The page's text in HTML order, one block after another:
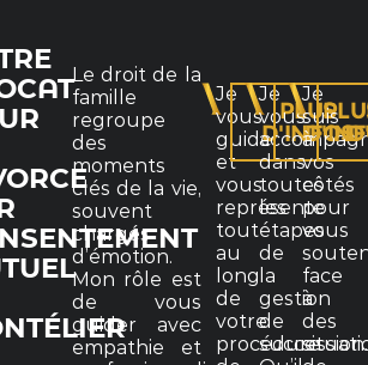
Le droit de la
famille
regroupe
des
moments
clés de la vie,
souvent
chargés
d’émotion.
Mon rôle est
de vous
guider avec
empathie et
Je
vous
guide
et
vous
représente
tout
au
long
de
votre
procédure
PLUS
D'INFOS
Je
vous
dans
toutes
les
étapes
de
la
gestion
de
succession.
Je
suis
à
vos
côtés
pour
vous
face
à
des